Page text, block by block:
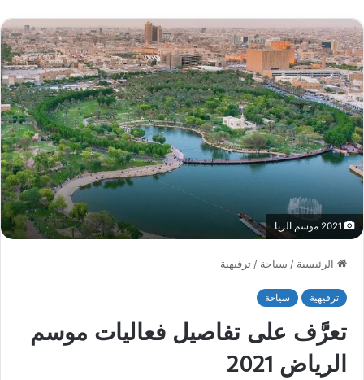
الرئيسية / سياحة /ترفيهية
ترفيهية سياحة
تعرَّف على تفاصيل فعاليات موسم
الرياض 2021